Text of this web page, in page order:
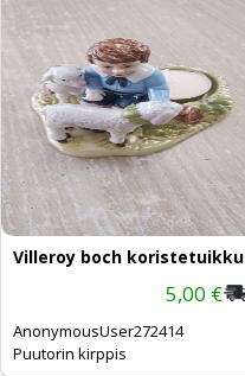
Villeroy boch koristetuikku
5,00 €
AnonymousUser272414
Puutorin kirppis